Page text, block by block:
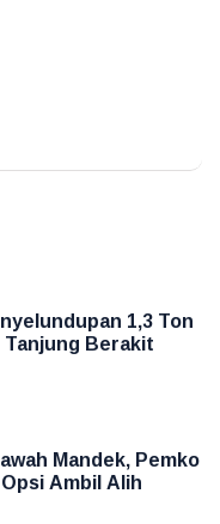
1,3 Ton
Tanjung Berakit
Mandek, Pemko
Ambil Alih